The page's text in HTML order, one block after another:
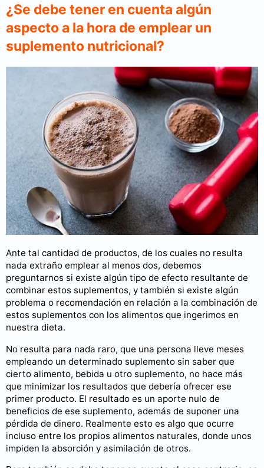
¿Se debe tener en cuenta algún
aspecto a la hora de emplear un
suplemento nutricional?
Ante tal cantidad de productos, de los cuales no resulta
nada extraño emplear al menos dos, debemos
preguntarnos si existe algún tipo de efecto resultante de
combinar estos suplementos, y también si existe algún
problema o recomendación en relación a la combinación de
estos suplementos con los alimentos que ingerimos en
nuestra dieta.
No resulta para nada raro, que una persona lleve meses
empleando un determinado suplemento sin saber que
cierto alimento, bebida u otro suplemento, no hace más
que minimizar los resultados que debería ofrecer ese
primer producto. El resultado es un aporte nulo de
beneficios de ese suplemento, además de suponer una
pérdida de dinero. Realmente esto es algo que ocurre
incluso entre los propios alimentos naturales, donde unos
impiden la absorción y asimilación de otros.